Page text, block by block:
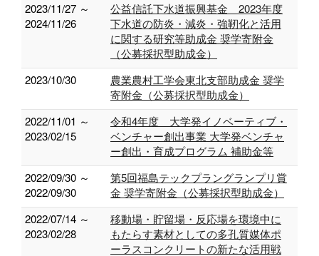
2023/11/27 ～
2024/11/26
公益信託下水道振興基金 2023年度
下水道の防炎・減炎・強靭化と活用
に関する研究等助成金 奨学寄附金
（公募採択型助成金）
2023/10/30
農業農村工学会東北支部助成金 奨学
寄附金（公募採択型助成金）
2022/11/01 ～
2023/02/15
令和4年度 大学発イノベーティブ・
ベンチャー創出事業 大学発ベンチャ
ー創出・育成プログラム 補助金等
2022/09/30 ～
2022/09/30
第5回福島テックプラングランプリ賞
金 奨学寄附金（公募採択型助成金）
2022/07/14 ～
2023/02/28
移動場・貯留場・反応場を環境中に
もたらす素材としての多孔質媒体ポ
ーラスコンクリートの新たな活用戦